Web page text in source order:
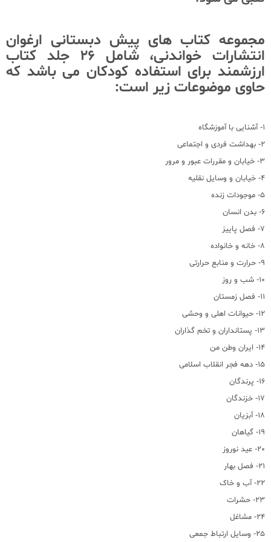
مجموعه کتاب های پیش دبستانی ارغوان
انتشارات خواندنی، شامل 26 جلد کتاب
ارزشمند برای استفاده کودکان می باشد که
حاوی موضوعات زیر است:
1- آشنایی با آموزشگاه
2- بهداشت فردی و اجتماعی
3- خیابان و مقررات عبور و مرور
4- خیابان و وسایل نقلیه
5- موجودات زنده
6- بدن انسان
7- فصل پاییز
8- خانه و خانواده
9- حرارت و منابع حرارتی
10- شب و روز
11- فصل زمستان
12- حیوانات اهلی و وحشی
13- پستانداران و تخم گذاران
14- ایران وطن من
15- دهه فجر انقلاب اسلامی
16- پرندگان
17- خزندگان
18- آبزیان
19- گیاهان
20- عید نوروز
21- فصل بهار
22- آب و خاک
23- حشرات
24- مشاغل
25- وسایل ارتباط جمعی